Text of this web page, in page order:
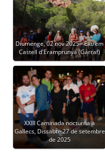
Diumenge, 02 nov 2025 - Extrem
Castell d'Eramprunyà (Garraf)
XXIII Caminada nocturna a
Gallecs, Dissabte 27 de setembre
de 2025